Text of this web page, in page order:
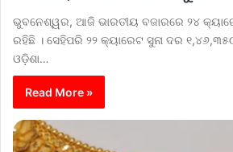
ଭୁବନେଶ୍ୱର, ଆଜି ଭାରତୀୟ ବଜାରରେ ୨୪
ରହିଛି । ସେହିପରି ୨୨ କ୍ୟାରେଟ ସୁନା ଦର
ଓଡ଼ିଶା…
Read More »